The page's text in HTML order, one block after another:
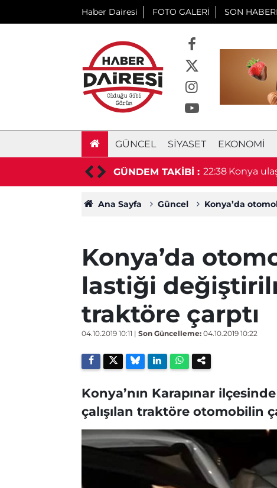
Haber Dairesi FOTO GALERİ SON
GÜNCEL SIYASET EKONOMI
GÜNDEM TAKİBİ :
hayatını kaybetti 22:38 Konya
duyurdu
Ana Sayfa Güncel Konya’da
Konya’da
lastiği
traktöre çarptı
04.10.2019 10:11 | Son Güncelleme: 04.10.2019 10:22
Konya’nın Karapınar
çalışılan traktöre otomobilin